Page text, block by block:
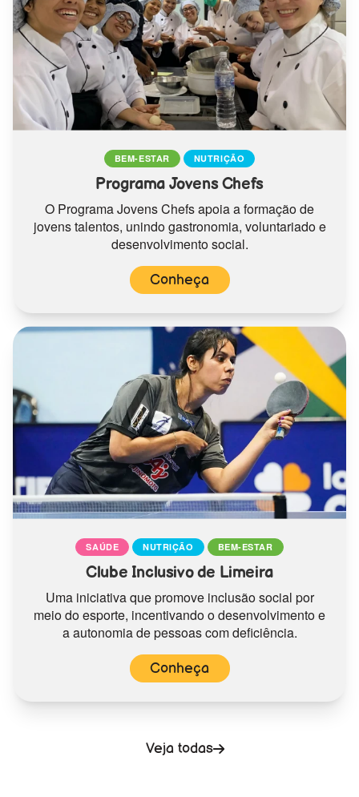
BEM-ESTAR NUTRIÇÃO
Programa Jovens Chefs
O Programa Jovens Chefs apoia a formação de
jovens talentos, unindo gastronomia, voluntariado e
desenvolvimento social.
Conheça
SAÚDE NUTRIÇÃO BEM-ESTAR
Clube Inclusivo de Limeira
Uma iniciativa que promove inclusão social por
meio do esporte, incentivando o desenvolvimento e
a autonomia de pessoas com deficiência.
Conheça
Veja todas